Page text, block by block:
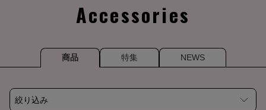
Accessories
商品 特集 NEWS
絞り込み